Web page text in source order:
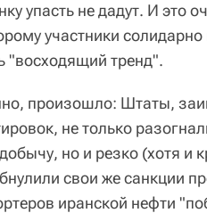
упасть не дадут. И это
участники
"восходящий тренд".
произошло: Штаты,
не только
но и резко (хотя и
свои же санкции
иранской нефти